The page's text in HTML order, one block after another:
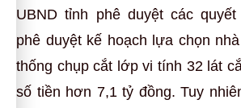
UBND tỉnh phê duyệt các
phê duyệt kế hoạch lựa chọn
thống chụp cắt lớp vi tính 32 lát
số tiền hơn 7,1 tỷ đồng. Tuy